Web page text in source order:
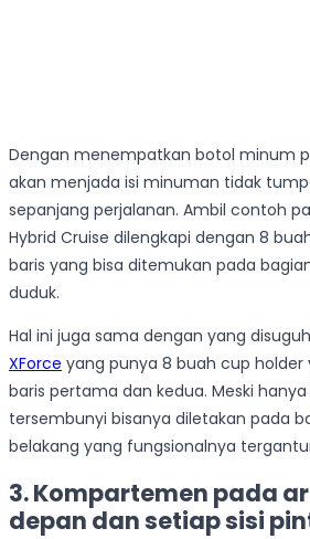
Dengan menempatkan botol minum
akan menjada isi minuman tidak
sepanjang perjalanan. Ambil contoh
Hybrid Cruise dilengkapi dengan 8
baris yang bisa ditemukan pada
duduk.
Hal ini juga sama dengan yang
XForce yang punya 8 buah cup holder
baris pertama dan kedua. Meski
tersembunyi bisanya diletakan pada
belakang yang fungsionalnya
3. Kompartemen pada
depan dan setiap sisi